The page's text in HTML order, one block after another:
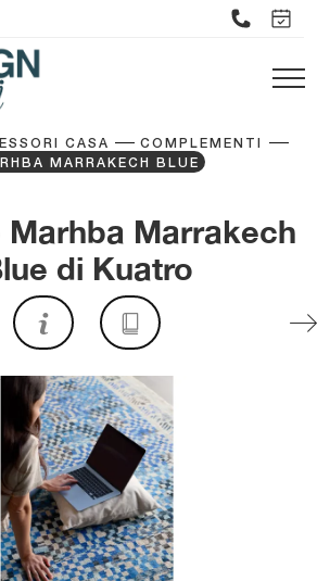
CASA
COMPLEMENTI
MARRAKECH BLUE
Marhba Marrakech
di Kuatro